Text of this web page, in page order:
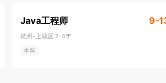
Java工程师 9-
杭州-上城区 2-4年
本科